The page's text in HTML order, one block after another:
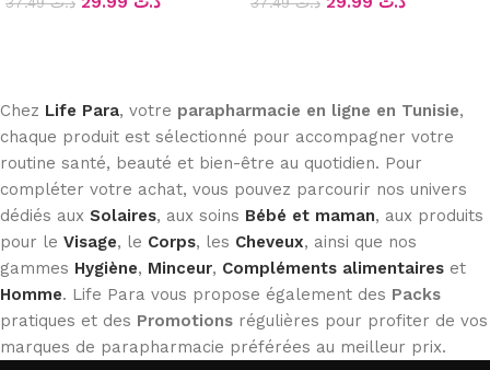
Chez Life Para, votre parapharmacie en ligne en Tunisie,
chaque produit est sélectionné pour accompagner votre
routine santé, beauté et bien-être au quotidien. Pour
compléter votre achat, vous pouvez parcourir nos univers
dédiés aux Solaires, aux soins Bébé et maman, aux produits
pour le Visage, le Corps, les Cheveux, ainsi que nos
gammes Hygiène, Minceur, Compléments alimentaires et
Homme. Life Para vous propose également des Packs
pratiques et des Promotions régulières pour profiter de vos
marques de parapharmacie préférées au meilleur prix.